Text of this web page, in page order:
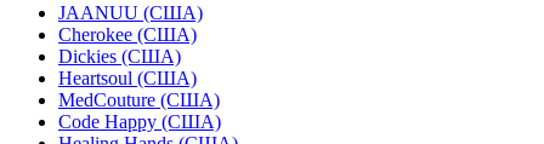
JAANUU (США)
Cherokee (США)
Dickies (США)
Heartsoul (США)
MedCouture (США)
Code Happy (США)